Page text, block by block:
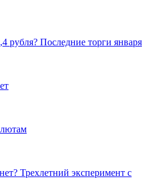
рубля? Последние торги января
Трехлетний эксперимент с